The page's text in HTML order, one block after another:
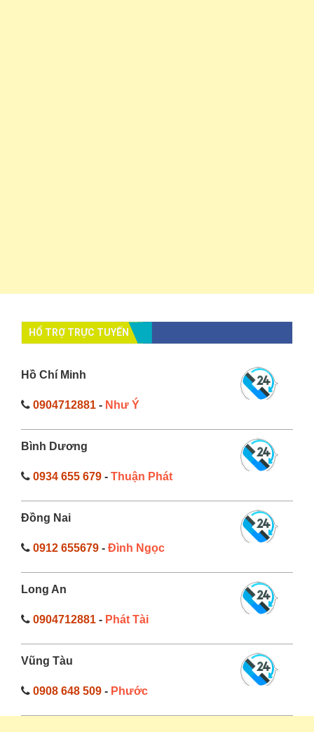
HỔ TRỢ TRỰC TUYẾN
Hồ Chí Minh
0904712881 - Như Ý
Bình Dương
0934 655 679 - Thuận Phát
Đồng Nai
0912 655679 - Đình Ngọc
Long An
0904712881 - Phát Tài
Vũng Tàu
0908 648 509 - Phước